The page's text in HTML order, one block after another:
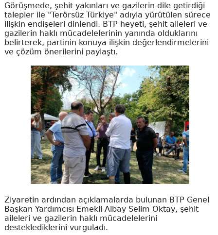
Görüşmede, şehit yakınları ve gazilerin dile getirdiği
talepler ile "Terörsüz Türkiye" adıyla yürütülen sürece
ilişkin endişeleri dinlendi. BTP heyeti, şehit aileleri ve
gazilerin haklı mücadelelerinin yanında olduklarını
belirterek, partinin konuya ilişkin değerlendirmelerini
ve çözüm önerilerini paylaştı.
Ziyaretin ardından açıklamalarda bulunan BTP Genel
Başkan Yardımcısı Emekli Albay Selim Oktay, şehit
aileleri ve gazilerin haklı mücadelelerini
desteklediklerini vurguladı.